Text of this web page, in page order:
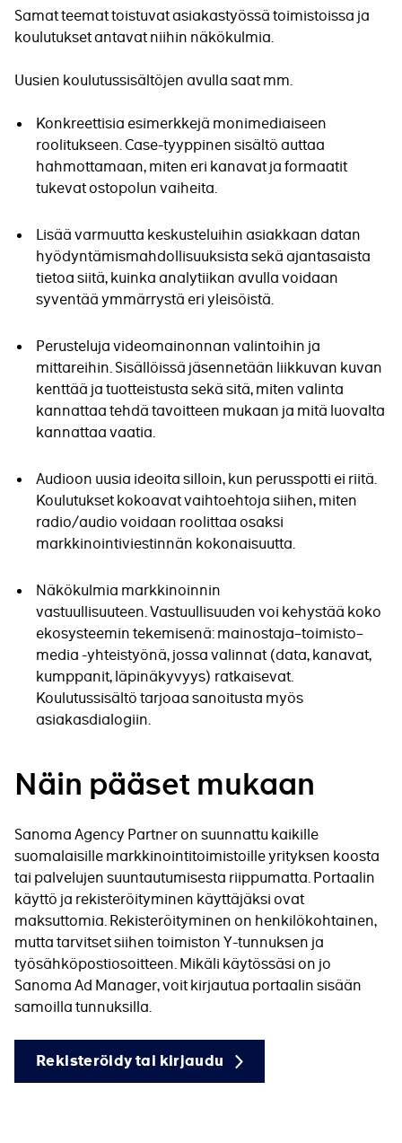
Samat teemat toistuvat asiakastyössä toimistoissa ja
koulutukset antavat niihin näkökulmia.
Uusien koulutussisältöjen avulla saat mm.
Konkreettisia esimerkkejä monimediaiseen
roolitukseen. Case-tyyppinen sisältö auttaa
hahmottamaan, miten eri kanavat ja formaatit
tukevat ostopolun vaiheita.
Lisää varmuutta keskusteluihin asiakkaan datan
hyödyntämismahdollisuuksista sekä ajantasaista
tietoa siitä, kuinka analytiikan avulla voidaan
syventää ymmärrystä eri yleisöistä.
Perusteluja videomainonnan valintoihin ja
mittareihin. Sisällöissä jäsennetään liikkuvan kuvan
kenttää ja tuotteistusta sekä sitä, miten valinta
kannattaa tehdä tavoitteen mukaan ja mitä luovalta
kannattaa vaatia.
Audioon uusia ideoita silloin, kun perusspotti ei riitä.
Koulutukset kokoavat vaihtoehtoja siihen, miten
radio/audio voidaan roolittaa osaksi
markkinointiviestinnän kokonaisuutta.
Näkökulmia markkinoinnin
vastuullisuuteen. Vastuullisuuden voi kehystää koko
ekosysteemin tekemisenä: mainostaja–toimisto–
media -yhteistyönä, jossa valinnat (data, kanavat,
kumppanit, läpinäkyvyys) ratkaisevat.
Koulutussisältö tarjoaa sanoitusta myös
asiakasdialogiin.
Näin pääset mukaan
Sanoma Agency Partner on suunnattu kaikille
suomalaisille markkinointitoimistoille yrityksen koosta
tai palvelujen suuntautumisesta riippumatta. Portaalin
käyttö ja rekisteröityminen käyttäjäksi ovat
maksuttomia. Rekisteröityminen on henkilökohtainen,
mutta tarvitset siihen toimiston Y-tunnuksen ja
työsähköpostiosoitteen. Mikäli käytössäsi on jo
Sanoma Ad Manager, voit kirjautua portaalin sisään
samoilla tunnuksilla.
Rekisteröidy tai kirjaudu